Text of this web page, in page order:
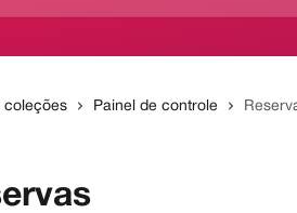
coleções Painel de controle